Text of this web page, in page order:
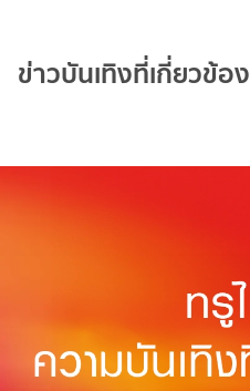
ข่าวบันเทิงที่เกี่ยวข้อง